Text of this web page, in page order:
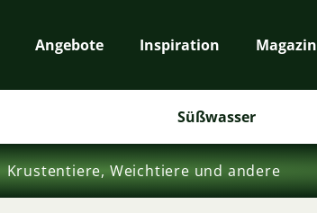
Angebote Inspiration Magazin
Süßwasser
Krustentiere, Weichtiere und andere